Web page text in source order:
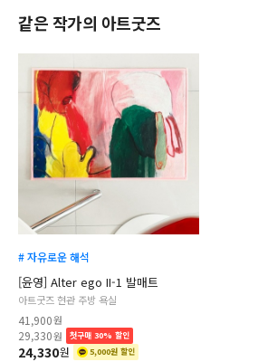
같은 작가의 아트굿즈
# 자유로운 해석
[윤영] Alter ego II-1 발매트
아트굿즈 현관 주방 욕실
41,900원
29,330원 첫구매 30% 할인
24,330원 5,000원 할인